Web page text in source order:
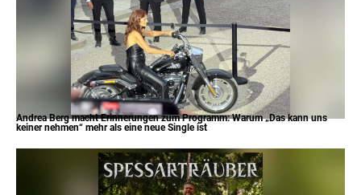
Andrea Berg macht Erinnerungen zum Programm: Warum „Das kann uns
keiner nehmen“ mehr als eine neue Single ist